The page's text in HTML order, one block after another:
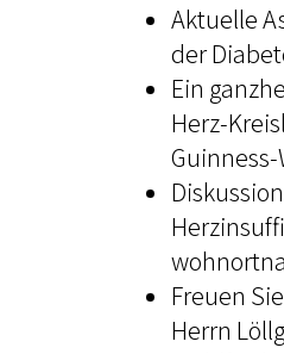
Aktuelle
der
Ein
Herz-
Freuen
Herrn